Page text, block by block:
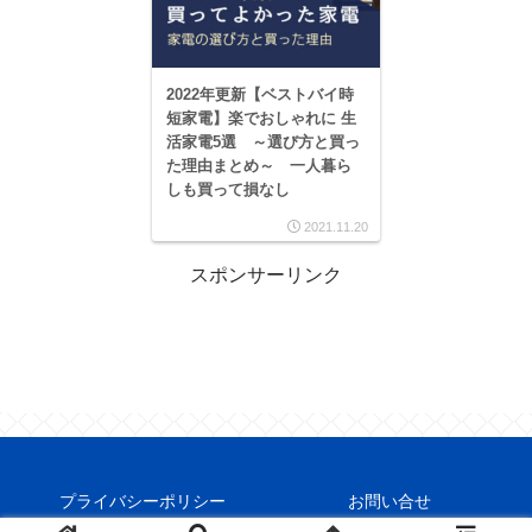
2022年更新【ベストバイ時
短家電】楽でおしゃれに 生
活家電5選 ～選び方と買っ
た理由まとめ～ 一人暮ら
しも買って損なし
2021.11.20
スポンサーリンク
プライバシーポリシー お問い合せ